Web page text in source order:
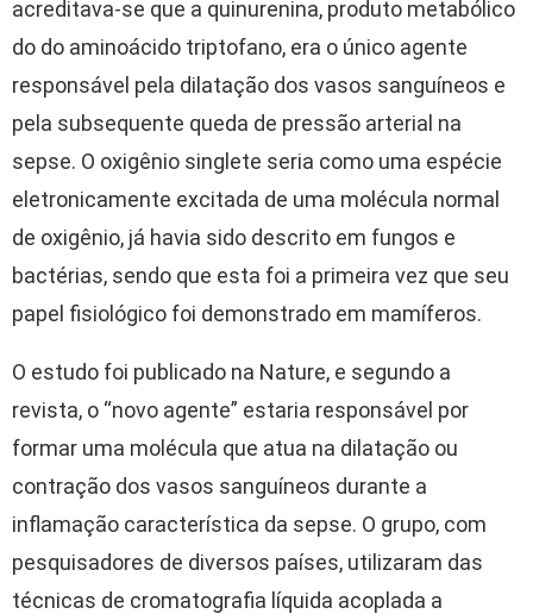
acreditava-se que a quinurenina, produto metabólico
do do aminoácido triptofano, era o único agente
responsável pela dilatação dos vasos sanguíneos e
pela subsequente queda de pressão arterial na
sepse. O oxigênio singlete seria como uma espécie
eletronicamente excitada de uma molécula normal
de oxigênio, já havia sido descrito em fungos e
bactérias, sendo que esta foi a primeira vez que seu
papel fisiológico foi demonstrado em mamíferos.
O estudo foi publicado na Nature, e segundo a
revista, o “novo agente” estaria responsável por
formar uma molécula que atua na dilatação ou
contração dos vasos sanguíneos durante a
inflamação característica da sepse. O grupo, com
pesquisadores de diversos países, utilizaram das
técnicas de cromatografia líquida acoplada a